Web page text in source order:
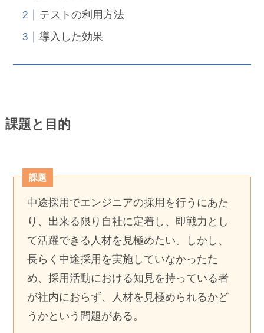
テストの利用方法
導入した効果
課題と目的
課題
中途採用でエンジニアの採用を行うにあた
り、出来る限り自社に定着し、即戦力とし
て活躍できる人材を見極めたい。しかし、
長らく中途採用を実施していなかったた
め、採用活動における知見を持っている者
が社内におらず、人材を見極められるかど
うかという問題がある。